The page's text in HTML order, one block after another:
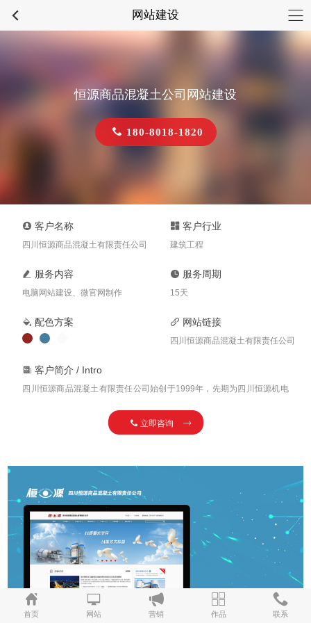
网站建设
首页 网站 营销 作品 联系
恒源商品混凝土公司网站建设
180-8018-1820
客户名称
四川恒源商品混凝土有限责任公司
客户行业
建筑工程
服务内容
电脑网站建设、微官网制作
服务周期
15天
配色方案 网站链接
四川恒源商品混凝土有限责任公司
客户简介 / Intro
四川恒源商品混凝土有限责任公司始创于1999年，先期为四川恒源机电
司，注册资金2500万并取得四川省省级商品混凝土不分等级专业资质。
目前公司已成为具有现代化建筑机械销售和租赁、混凝土加工、商品混
立即咨询